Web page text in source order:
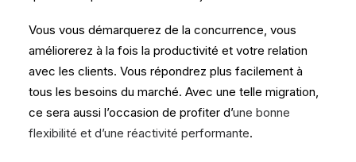
Vous vous démarquerez de la concurrence, vous
améliorerez à la fois la productivité et votre relation
avec les clients. Vous répondrez plus facilement à
tous les besoins du marché. Avec une telle migration,
ce sera aussi l’occasion de profiter d’une bonne
flexibilité et d’une réactivité performante.